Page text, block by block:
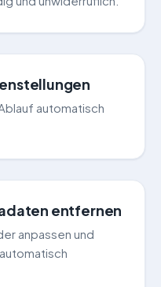
automatisch
entfernen
anpassen und